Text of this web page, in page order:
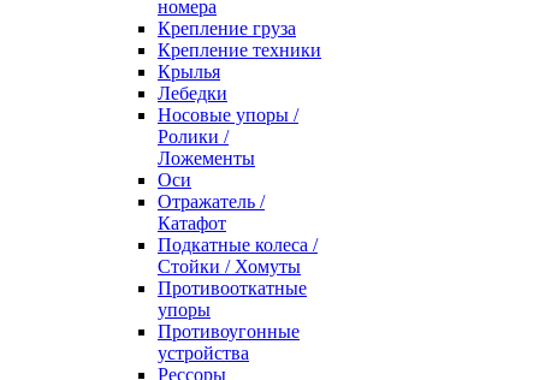
номера
Крепление груза
Крепление техники
Крылья
Лебедки
Носовые упоры /
Ролики /
Ложементы
Оси
Отражатель /
Катафот
Подкатные колеса /
Стойки / Хомуты
Противооткатные
упоры
Противоугонные
устройства
Рессоры